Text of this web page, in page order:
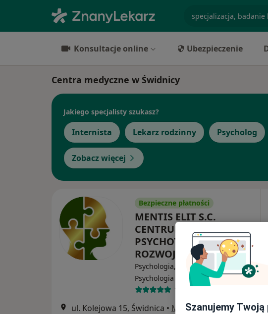
specjalizacja,
Konsultacje online Ubezpieczenie
Centra medyczne w Świdnicy
Jakiego specjalisty szukasz?
Internista Lekarz rodzinny Psycholog
Zobacz więcej
Bezpieczne płatności
MENTIS ELIT S.C.
CENTRUM
PSYCHOTERAPII I
ROZWOJU
Psychologia, Psychoterapia,
Psychologia dziecięca·Więcej
19 opinii
ul. Kolejowa 15, Świdnica • MapaSzanujemy